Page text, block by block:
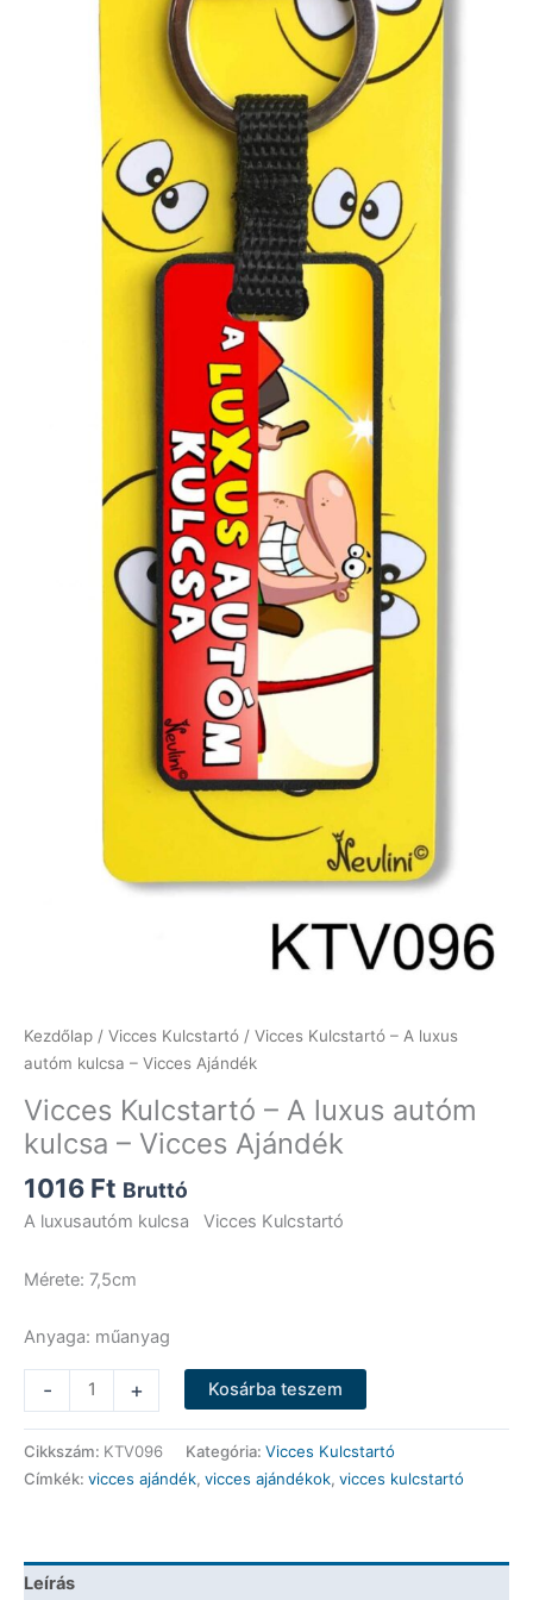
Kezdőlap / Vicces Kulcstartó / Vicces Kulcstartó – A luxus
autóm kulcsa – Vicces Ajándék
Vicces Kulcstartó – A luxus autóm
kulcsa – Vicces Ajándék
1016 Ft Bruttó
A luxusautóm kulcsa Vicces Kulcstartó
Mérete: 7,5cm
Anyaga: műanyag
-
Kulcstartó
-
A
luxus
-
+ Kosárba teszem
Cikkszám: KTV096 Kategória: Vicces Kulcstartó
Címkék: vicces ajándék, vicces ajándékok, vicces kulcstartó
Leírás